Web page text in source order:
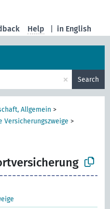
in English
Help
× Search
Allgemein >
Versicherungszweige >